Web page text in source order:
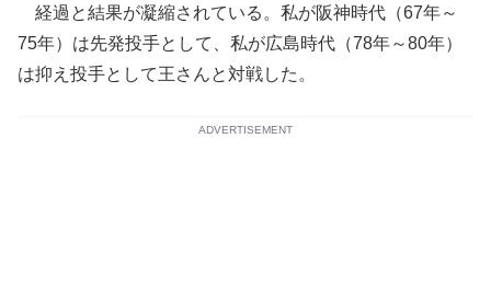
経過と結果が凝縮されている。私が阪神時代（67年～
75年）は先発投手として、私が広島時代（78年～80年）
は抑え投手として王さんと対戦した。
ADVERTISEMENT